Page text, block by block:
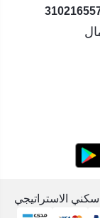
الاستراتيجي